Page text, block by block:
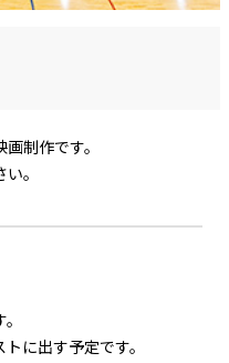
制作です。
。
に出す予定です。